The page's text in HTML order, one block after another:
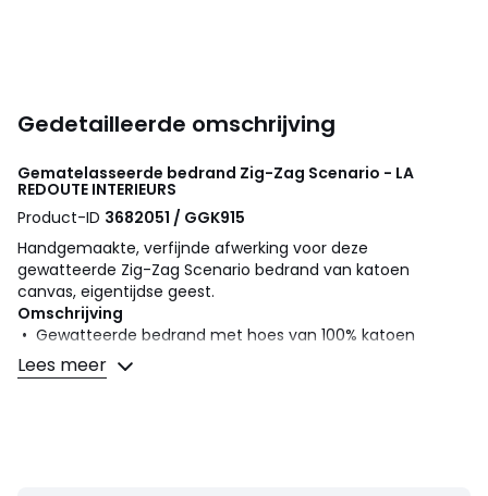
Gedetailleerde omschrijving
Gematelasseerde bedrand Zig-Zag Scenario - LA
REDOUTE INTERIEURS
Product-ID 3682051 / GGK915
Handgemaakte, verfijnde afwerking voor deze
gewatteerde Zig-Zag Scenario bedrand van katoen
canvas, eigentijdse geest.
Omschrijving
• Gewatteerde bedrand met hoes van 100% katoen
• Vulling in katoenvezels
• Effen ton sur ton plateau
Lees meer